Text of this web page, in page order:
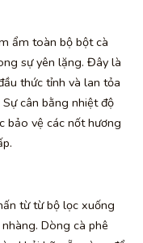
ẩm toàn bộ bột cà
sự yên lặng. Đây là
thức tỉnh và lan tỏa
cân bằng nhiệt độ
bảo vệ các nốt hương
từ từ bộ lọc xuống
Dòng cà phê